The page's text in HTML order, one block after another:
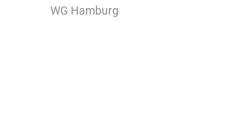
WG Hamburg